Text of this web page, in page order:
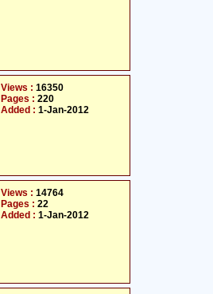
Views : 16350
Pages : 220
Added : 1-Jan-2012
Views : 14764
Pages : 22
Added : 1-Jan-2012